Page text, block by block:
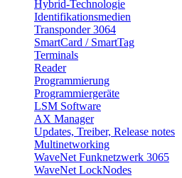
Hybrid-Technologie
Identifikationsmedien
Transponder 3064
SmartCard / SmartTag
Terminals
Reader
Programmierung
Programmiergeräte
LSM Software
AX Manager
Updates, Treiber, Release notes
Multinetworking
WaveNet Funknetzwerk 3065
WaveNet LockNodes